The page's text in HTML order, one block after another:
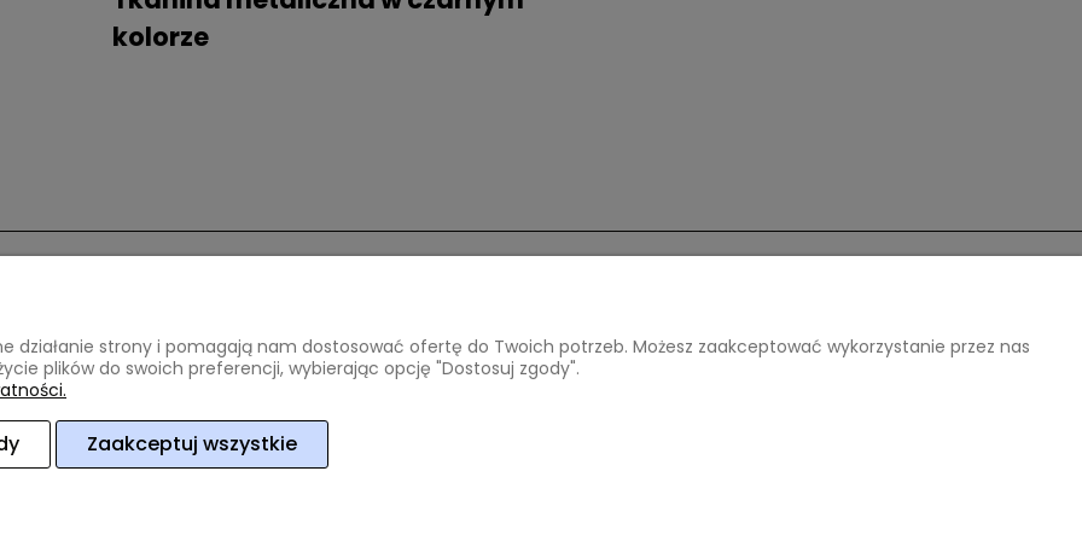
kolorze
dostawy
Regulamin
Polityka prywatności
Kontakt i dane firmy
woj. mazowieckie NIP: 8212472854
działanie strony i pomagają nam dostosować ofertę do Twoich potrzeb. Możesz zaakceptować wykorzystanie przez nas
plików do swoich preferencji, wybierając opcję "Dostosuj zgody".
Zaakceptuj wszystkie